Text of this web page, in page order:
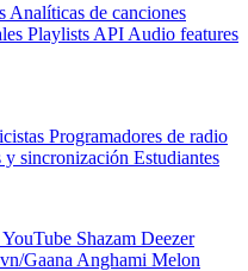
Analíticas de canciones
Playlists API Audio features
Programadores de radio
y sincronización Estudiantes
YouTube Shazam Deezer
Gaana Anghami Melon